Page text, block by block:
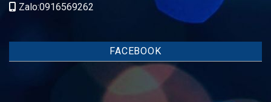
Zalo:0916569262
FACEBOOK